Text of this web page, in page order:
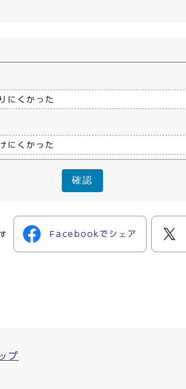
にくかった
にくかった
確認
Facebookでシェア
プ